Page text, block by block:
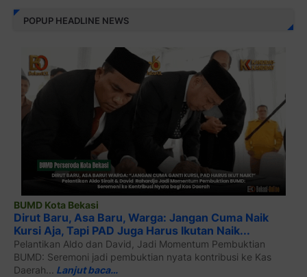
POPUP HEADLINE NEWS
BUMD Kota Bekasi
Dirut Baru, Asa Baru, Warga: Jangan Cuma Naik
Kursi Aja, Tapi PAD Juga Harus Ikutan Naik...
Pelantikan Aldo dan David, Jadi Momentum Pembuktian
BUMD: Seremoni jadi pembuktian nyata kontribusi ke Kas
Daerah... Lanjut baca…